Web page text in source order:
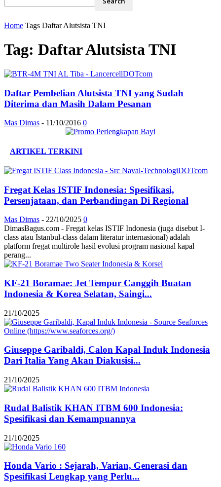
Home Tags Daftar Alutsista TNI
Tag: Daftar Alutsista TNI
Daftar Pembelian Alutsista TNI yang Sudah
Diterima dan Masih Dalam Pesanan
Mas Dimas - 11/10/2016 0
ARTIKEL TERKINI
Fregat Kelas ISTIF Indonesia: Spesifikasi,
Persenjataan, dan Perbandingan Di Regional
Mas Dimas - 22/10/2025 0
DimasBagus.com - Fregat kelas ISTIF Indonesia (juga disebut I-
class atau Istanbul-class dalam literatur internasional) adalah
platform fregat multirole hasil evolusi program nasional kapal
perang...
KF-21 Boramae: Jet Tempur Canggih Buatan
Indonesia & Korea Selatan, Saingi...
21/10/2025
Giuseppe Garibaldi, Calon Kapal Induk Indonesia
Dari Italia Yang Akan Diakusisi...
21/10/2025
Rudal Balistik KHAN ITBM 600 Indonesia:
Spesifikasi dan Kemampuannya
21/10/2025
Honda Vario : Sejarah, Varian, Generasi dan
Spesifikasi Lengkap yang Perlu...